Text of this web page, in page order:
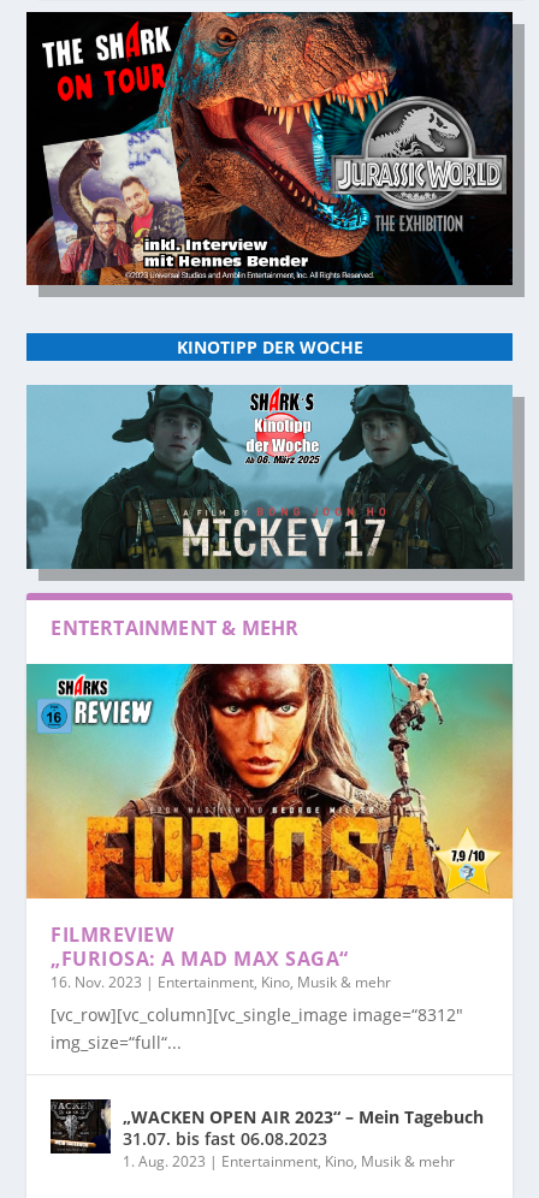
KINOTIPP DER WOCHE
ENTERTAINMENT & MEHR
FILMREVIEW
„FURIOSA: A MAD MAX SAGA“
16. Nov. 2023 | Entertainment, Kino, Musik & mehr
[vc_row][vc_column][vc_single_image image=“8312″
img_size=“full“...
„WACKEN OPEN AIR 2023“ – Mein Tagebuch
31.07. bis fast 06.08.2023
1. Aug. 2023 | Entertainment, Kino, Musik & mehr